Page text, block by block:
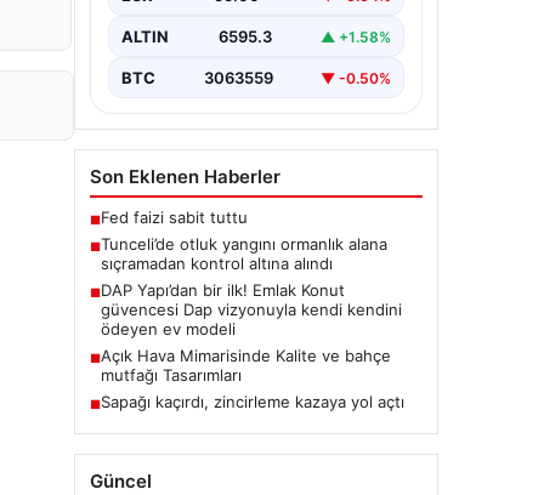
Karyemez köyleri arasında bulunan
belirlenemeyen bir nedenle…
ALTIN 6595.3 ▲ +1.58%
BTC 3063559 ▼ -0.50%
Son Eklenen Haberler
■Fed faizi sabit tuttu
■Tunceli’de otluk yangını ormanlık alana
sıçramadan kontrol altına alındı
■DAP Yapı’dan bir ilk! Emlak Konut
güvencesi Dap vizyonuyla kendi kendini
ödeyen ev modeli
■Açık Hava Mimarisinde Kalite ve bahçe
mutfağı Tasarımları
■Sapağı kaçırdı, zincirleme kazaya yol açtı
Güncel